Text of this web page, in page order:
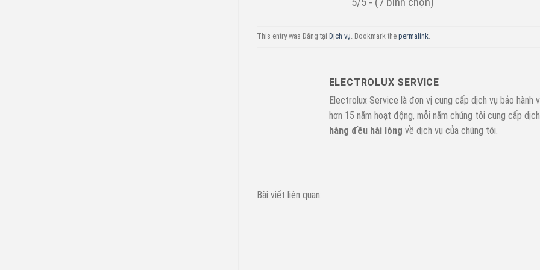
This entry was Đăng tại Dịch vụ . Bookmark the permalink
ELECTROLUX SERVICE
Electrolux Service là đơn vị cung cấp dịch vụ bảo
hơn 15 năm hoạt động, mỗi năm chúng tôi cung cấp
hàng đều hài lòng về dịch vụ của chúng tôi.
Bài viết liên quan: